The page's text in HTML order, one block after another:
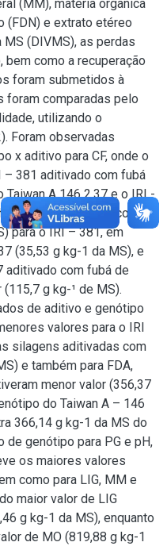
(MM), matéria orgânica
(FDN) e extrato etéreo
(DIVMS), as perdas
bem como a recuperação
foram submetidos à
foram comparadas pelo
utilizando o
Foram observadas
x aditivo para CF, onde o
381 aditivado com fubá
Taiwan A 146 2.37 e o IRI -
diferiram entre si, com
para o IRI – 381, em
(35,53 g kg-1 da MS), e
aditivado com fubá de
g kg-¹ de MS).
de aditivo e genótipo
valores para o IRI
silagens aditivadas com
e também para FDA,
menor valor (356,37
do Taiwan A – 146
366,14 g kg-1 da MS do
genótipo para PG e pH,
os maiores valores
como para LIG, MM e
maior valor de LIG
g kg-1 da MS), enquanto
de MO (819,88 g kg-1